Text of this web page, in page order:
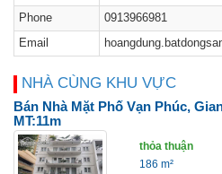
Phone
0913966981
Email
NHÀ CÙNG KHU VỰC
Bán Nhà Mặt Phố Vạn Phúc,
MT:11m
thỏa thuận
186 m²